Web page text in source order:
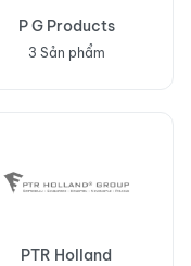
P G Products
3 Sản phẩm
PTR Holland